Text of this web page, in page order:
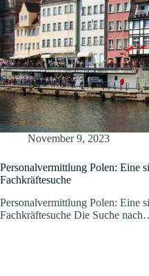
November 9, 2023
Personalvermittlung Polen: Eine
Fachkräftesuche
Personalvermittlung Polen: Eine
Fachkräftesuche Die Suche